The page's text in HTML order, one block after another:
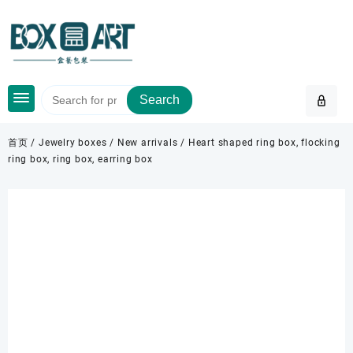
content
Search
首页 /Jewelry boxes / New arrivals / Heart shaped ring box, flocking
ring box, ring box, earring box